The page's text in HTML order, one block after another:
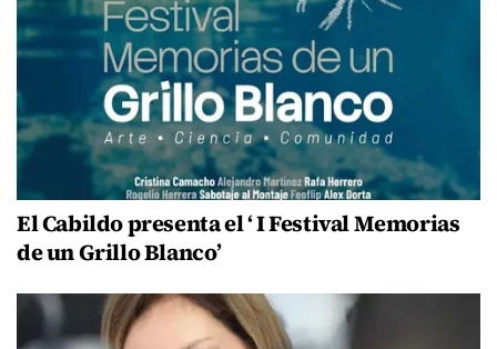
El Cabildo presenta el ‘ I Festival Memorias
de un Grillo Blanco’